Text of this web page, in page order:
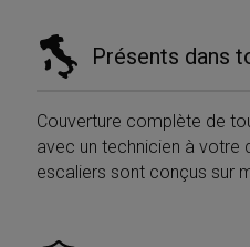
Présents dans
Couverture complète de
avec un technicien à votre
escaliers sont conçus sur